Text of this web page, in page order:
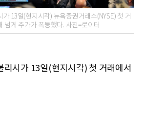
13일(현지시각) 뉴욕증권거래소(NYSE) 첫 거
넘게 주가가 폭등했다. 사진=로이터
리시가 13일(현지시각) 첫 거래에서